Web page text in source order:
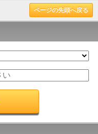
ページの先頭へ戻る